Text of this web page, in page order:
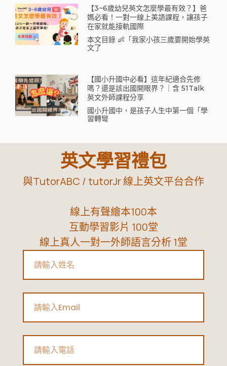
【3~6歲幼兒英文怎麼學最有效？】爸
媽必看！一對一線上美語課程，讓孩子
在家就能接軌國際
本文目錄 👶「我家小孩三歲要開始學英
文了
【國小升國中必看】這年紀適合先修
嗎？還是該出國開眼界？｜含 51Talk
英文外師課程分享
國小升國中，是孩子人生中第一個「學
習轉彎
英文學習禮包
與TutorABC / tutorJr 線上英文平台合作
線上有聲繪本100本
互動學習影片 100堂
線上真人一對一外師語言分析 1堂